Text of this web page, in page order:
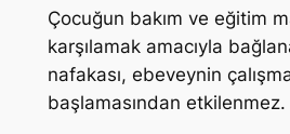
Çocuğun bakım ve eğitim
karşılamak amacıyla
nafakası, ebeveynin
başlamasından etkilenmez.